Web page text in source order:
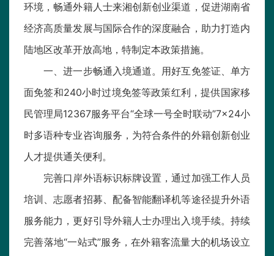
环境，畅通外籍人士来湘创新创业渠道，促进湖南省
经济高质量发展与国际合作的深度融合，助力打造内
陆地区改革开放高地，特制定本政策措施。
一、进一步畅通入境通道。用好互免签证、单方
面免签和240小时过境免签等政策红利，提供国家移
民管理局12367服务平台“全球一号全时联动”7×24小
时多语种专业咨询服务，为符合条件的外籍创新创业
人才提供通关便利。
完善口岸外语标识标牌设置，通过加强工作人员
培训、志愿者招募、配备智能翻译机等途径提升外语
服务能力，更好引导外籍人士办理出入境手续。持续
完善落地“一站式”服务，在外籍客流量大的机场设立